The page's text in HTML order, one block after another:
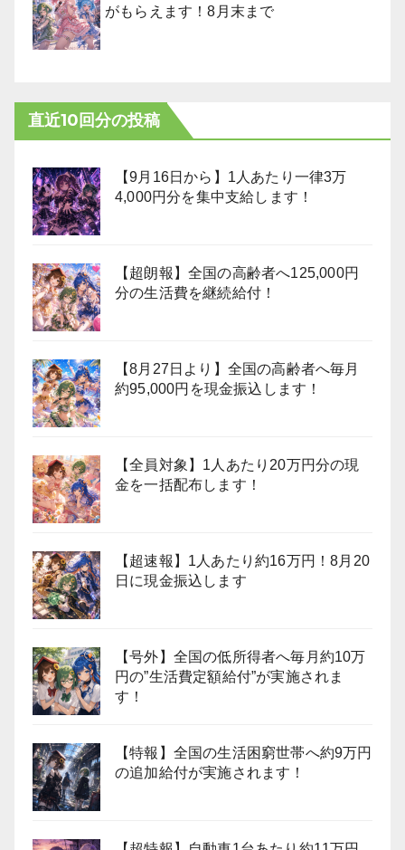
がもらえます！8月末まで
直近10回分の投稿
【9月16日から】1人あたり一律3万
4,000円分を集中支給します！
【超朗報】全国の高齢者へ125,000円
分の生活費を継続給付！
【8月27日より】全国の高齢者へ毎月
約95,000円を現金振込します！
【全員対象】1人あたり20万円分の現
金を一括配布します！
【超速報】1人あたり約16万円！8月20
日に現金振込します
【号外】全国の低所得者へ毎月約10万
円の”生活費定額給付”が実施されま
す！
【特報】全国の生活困窮世帯へ約9万円
の追加給付が実施されます！